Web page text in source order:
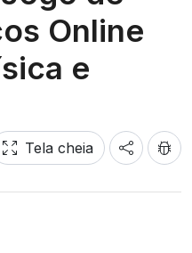
Online
e
Tela cheia